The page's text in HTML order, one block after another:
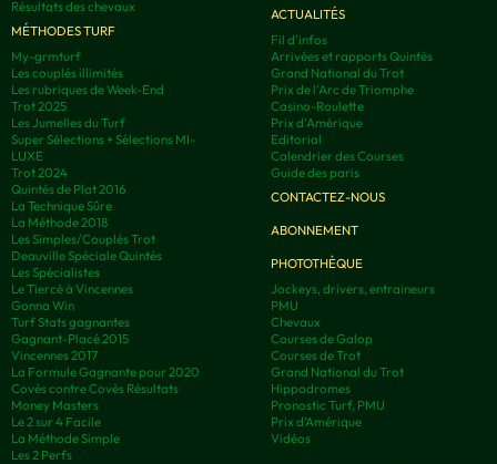
Résultats des chevaux
MÉTHODES TURF
My-grmturf
Les couplés illimités
Les rubriques de Week-End
Trot 2025
Les Jumelles du Turf
Super Sélections + Sélections MI-
LUXE
Trot 2024
Quintés de Plat 2016
La Technique Sûre
La Méthode 2018
Les Simples/Couplés Trot
Deauville Spéciale Quintés
Les Spécialistes
Le Tiercé à Vincennes
Gonna Win
Turf Stats gagnantes
Gagnant-Placé 2015
Vincennes 2017
La Formule Gagnante pour 2020
Covès contre Covès Résultats
Money Masters
Le 2 sur 4 Facile
La Méthode Simple
Les 2 Perfs
ACTUALITÉS
Fil d'infos
Arrivées et rapports Quintés
Grand National du Trot
Prix de l'Arc de Triomphe
Casino-Roulette
Prix d'Amérique
Editorial
Calendrier des Courses
Guide des paris
CONTACTEZ-NOUS
ABONNEMENT
PHOTOTHÈQUE
Jockeys, drivers, entraineurs
PMU
Chevaux
Courses de Galop
Courses de Trot
Grand National du Trot
Hippodromes
Pronostic Turf, PMU
Prix d’Amérique
Vidéos